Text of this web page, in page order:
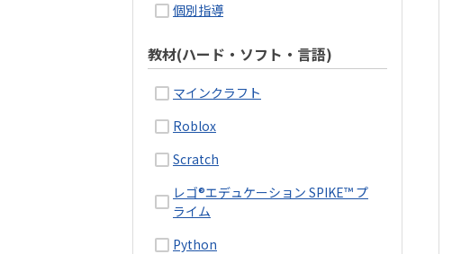
個別指導
教材(ハード・ソフト・言語)
マインクラフト
Roblox
Scratch
レゴ®エデュケーション SPIKE™ プ
ライム
Python